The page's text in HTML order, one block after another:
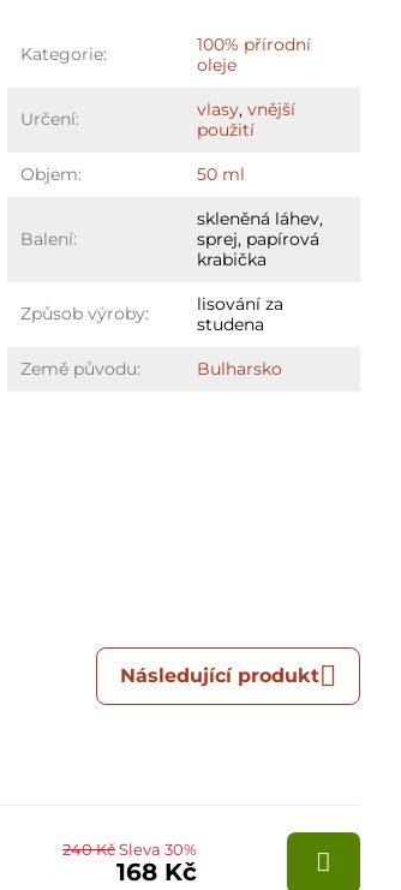
Kategorie:
100% přírodní
oleje
Určení: vlasy, vnější
použití
Objem: 50 ml
Balení:
skleněná láhev,
sprej, papírová
krabička
Způsob výroby:
lisování za
studena
Země původu: Bulharsko
Následující produkt
168 Kč
240 KčSleva 30%